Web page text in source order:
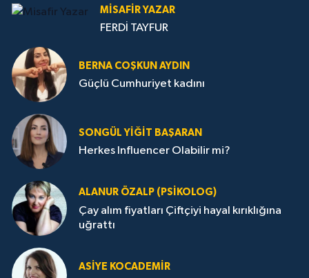
MISAFIR YAZAR
FERDİ TAYFUR
BERNA COŞKUN AYDIN
Güçlü Cumhuriyet kadını
SONGÜL YIĞIT BAŞARAN
Herkes Influencer Olabilir mi?
ALANUR ÖZALP (PSIKOLOG)
Çay alım fiyatları Çiftçiyi hayal kırıklığına
uğrattı
ASIYE KOCADEMİR